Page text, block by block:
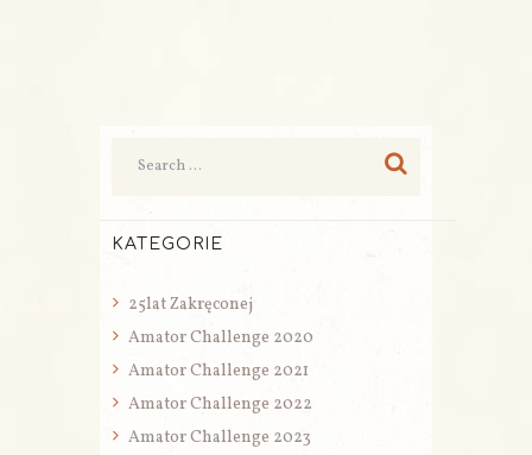
KATEGORIE
25lat Zakręconej
Amator Challenge 2020
Amator Challenge 2021
Amator Challenge 2022
Amator Challenge 2023